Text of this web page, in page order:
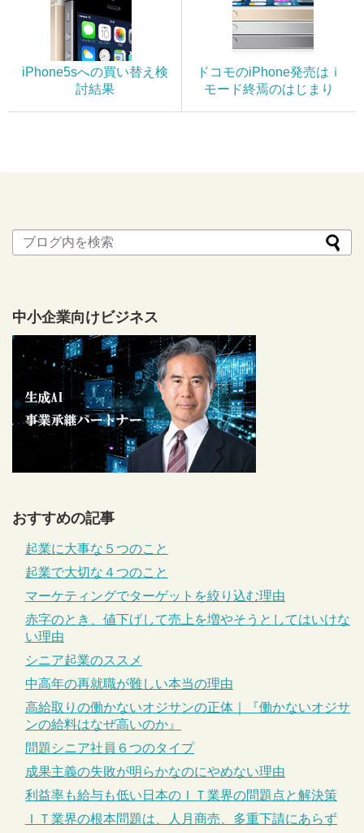
iPhone5sへの買い替え検
討結果
ドコモのiPhone発売はｉ
モード終焉のはじまり
中小企業向けビジネス
おすすめの記事
起業に大事な５つのこと
起業で大切な４つのこと
マーケティングでターゲットを絞り込む理由
赤字のとき、値下げして売上を増やそうとしてはいけな
い理由
シニア起業のススメ
中高年の再就職が難しい本当の理由
高給取りの働かないオジサンの正体｜『働かないオジサ
ンの給料はなぜ高いのか』
問題シニア社員６つのタイプ
成果主義の失敗が明らかなのにやめない理由
利益率も給与も低い日本のＩＴ業界の問題点と解決策
ＩＴ業界の根本問題は、人月商売、多重下請にあらず